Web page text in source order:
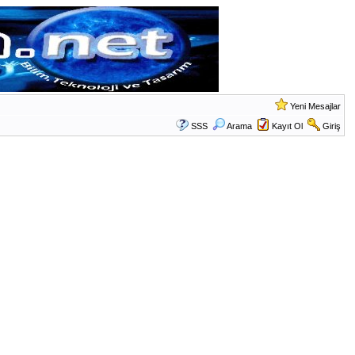
Yeni Mesajlar
SSS Arama Kayıt Ol Giriş